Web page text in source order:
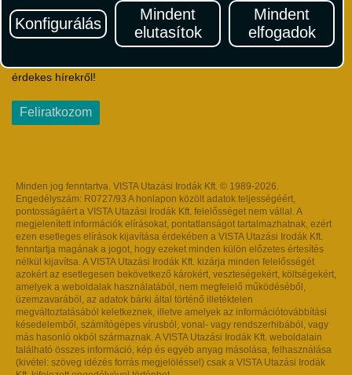
Konfigurálás
Mindent
elutasítok
Mindent
elfogadok
Hírlevél
Iratkozzon fel Magyarország egyik legszínesebb utazási
érdekes hírekről!
Feliratkozom
Minden jog fenntartva. VISTA Utazási Irodák Kft. © 1989-2026.
Engedélyszám: R0727/93 A honlapon közölt adatok teljességéért,
pontosságáért a VISTA Utazási Irodák Kft. felelősséget nem vállal. A
megjelenített információk elírásokat, pontatlanságot tartalmazhatnak, ezért
ezen esetleges elírások kijavítása érdekében a VISTA Utazási Irodák Kft.
fenntartja magának a jogot, hogy ezeket minden külön előzetes értesítés
nélkül kijavítsa. A VISTA Utazási Irodák Kft. kizárja minden felelősségét
azokért az esetlegesen bekövetkező károkért, veszteségekért, költségekért,
amelyek a weboldalak használatából, nem megfelelő működéséből,
üzemzavarából, az adatok bárki által történő illetéktelen
megváltoztatásából keletkeznek, illetve amelyek az információtovábbítási
késedelemből, számítógépes vírusból, vonal- vagy rendszerhibából, vagy
más hasonló okból származnak. A VISTA Utazási Irodák Kft. weboldalain
található összes információ, kép és egyéb anyag másolása, felhasználása
(kivétel: szöveg idézés forrás megjelöléssel) csak a VISTA Utazási Irodák